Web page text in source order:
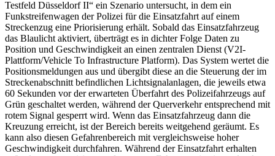
Testfeld Düsseldorf II“ ein Szenario untersucht, in dem ein
Funkstreifenwagen der Polizei für die Einsatzfahrt auf einem
Streckenzug eine Priorisierung erhält. Sobald das Einsatzfahrzeug
das Blaulicht aktiviert, überträgt es in dichter Folge Daten zu
Position und Geschwindigkeit an einen zentralen Dienst (V2I-
Plattform/Vehicle To Infrastructure Platform). Das System wertet die
Positionsmeldungen aus und übergibt diese an die Steuerung der im
Streckenabschnitt befindlichen Lichtsignalanlagen, die jeweils etwa
60 Sekunden vor der erwarteten Überfahrt des Polizeifahrzeugs auf
Grün geschaltet werden, während der Querverkehr entsprechend mit
rotem Signal gesperrt wird. Wenn das Einsatzfahrzeug dann die
Kreuzung erreicht, ist der Bereich bereits weitgehend geräumt. Es
kann also diesen Gefahrenbereich mit vergleichsweise hoher
Geschwindigkeit durchfahren. Während der Einsatzfahrt erhalten